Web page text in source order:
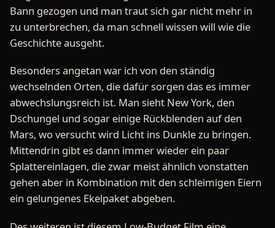
Bann gezogen und man traut sich gar nicht mehr in
zu unterbrechen, da man schnell wissen will wie die
Geschichte ausgeht.
Besonders angetan war ich von den ständig
wechselnden Orten, die dafür sorgen das es immer
abwechslungsreich ist. Man sieht New York, den
Dschungel und sogar einige Rückblenden auf den
Mars, wo versucht wird Licht ins Dunkle zu bringen.
Mittendrin gibt es dann immer wieder ein paar
Splattereinlagen, die zwar meist ähnlich vonstatten
gehen aber in Kombination mit den schleimigen Eiern
ein gelungenes Ekelpaket abgeben.